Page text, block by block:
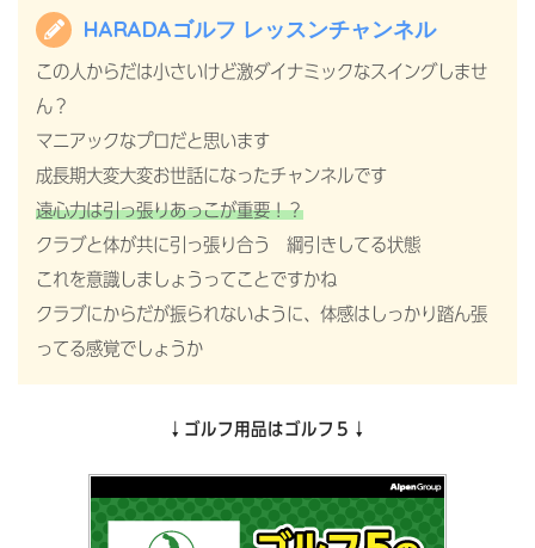
HARADAゴルフ レッスンチャンネル
この人からだは小さいけど激ダイナミックなスイングしませ
ん？
マニアックなプロだと思います
成長期大変大変お世話になったチャンネルです
遠心力は引っ張りあっこが重要！？
クラブと体が共に引っ張り合う 綱引きしてる状態
これを意識しましょうってことですかね
クラブにからだが振られないように、体感はしっかり踏ん張
ってる感覚でしょうか
↓ゴルフ用品はゴルフ５↓